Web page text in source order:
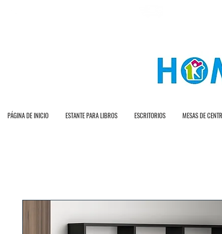
PÁGINA DE INICIO ESTANTE PARA LIBROS ESCRITORIOS MESAS DE